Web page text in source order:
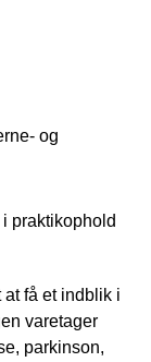
og
praktikophold
få et indblik i
varetager
parkinson,